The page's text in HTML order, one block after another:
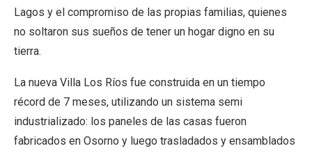
Lagos y el compromiso de las propias familias, quienes
no soltaron sus sueños de tener un hogar digno en su
tierra.
La nueva Villa Los Ríos fue construida en un tiempo
récord de 7 meses, utilizando un sistema semi
industrializado: los paneles de las casas fueron
fabricados en Osorno y luego trasladados y ensamblados